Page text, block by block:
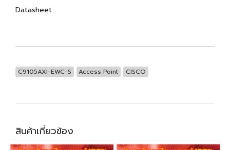
Datasheet
C9105AXI-EWC-S Access Point CISCO
สินค้าเกี่ยวข้อง